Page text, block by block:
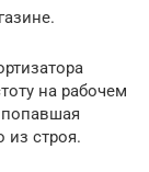
на рабочем
из строя.